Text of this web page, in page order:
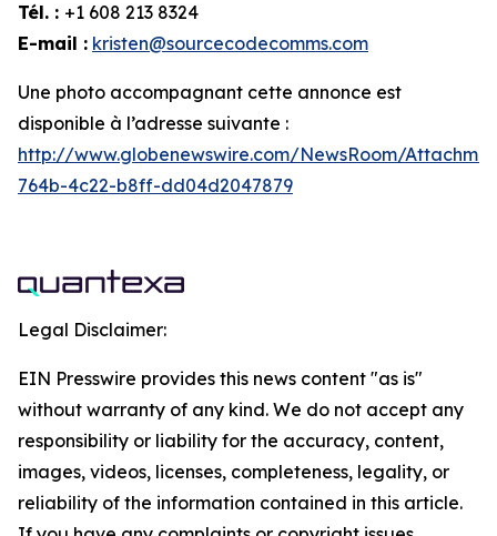
Tél. : +1 608 213 8324
E-mail : kristen@sourcecodecomms.com
Une photo accompagnant cette annonce est
disponible à l’adresse suivante :
http://www.globenewswire.com/NewsRoom/
764b-4c22-b8ff-dd04d2047879
Legal Disclaimer:
EIN Presswire provides this news content "as is"
without warranty of any kind. We do not accept any
responsibility or liability for the accuracy, content,
images, videos, licenses, completeness, legality, or
reliability of the information contained in this article.